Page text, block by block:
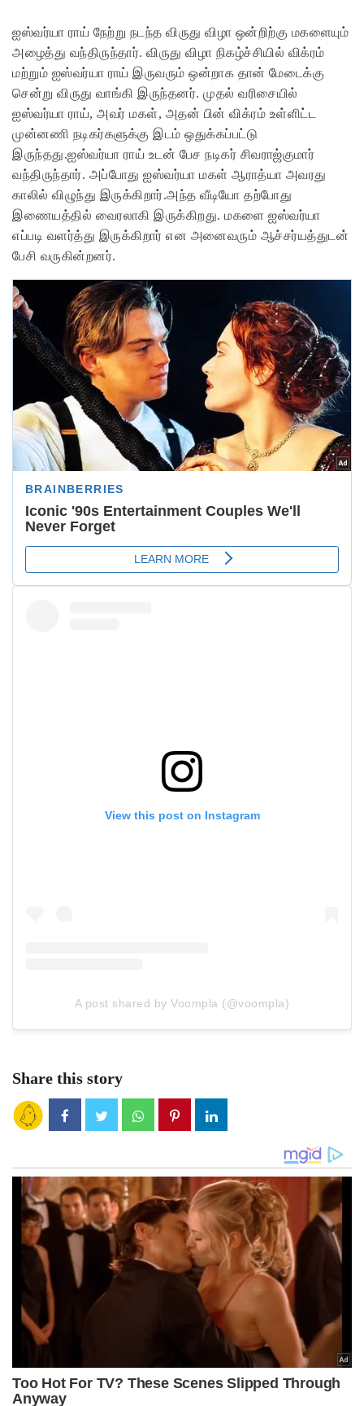
ஐஸ்வர்யா ராய் நேற்று நடந்த விருது விழா ஒன்றிற்கு மகளையும்
அழைத்து வந்திருந்தார். விருது விழா நிகழ்ச்சியில் விக்ரம்
மற்றும் ஐஸ்வர்யா ராய் இருவரும் ஒன்றாக தான் மேடைக்கு
சென்று விருது வாங்கி இருந்தனர். முதல் வரிசையில்
ஐஸ்வர்யா ராய், அவர் மகள், அதன் பின் விக்ரம் உள்ளிட்ட
முன்னணி நடிகர்களுக்கு இடம் ஒதுக்கப்பட்டு
இருந்தது.ஐஸ்வர்யா ராய் உடன் பேச நடிகர் சிவராஜ்குமார்
வந்திருந்தார். அப்போது ஐஸ்வர்யா மகள் ஆராத்யா அவரது
காலில் விழுந்து இருக்கிறார்.அந்த வீடியோ தற்போது
இணையத்தில் வைரலாகி இருக்கிறது. மகளை ஐஸ்வர்யா
எப்படி வளர்த்து இருக்கிறார் என அனைவரும் ஆச்சர்யத்துடன்
பேசி வருகின்றனர்.
View this post on Instagram
A post shared by Voompla (@voompla)
Share this story